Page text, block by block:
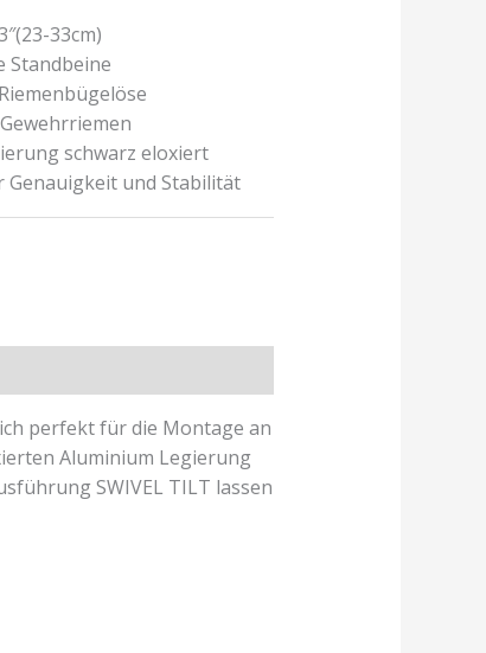
33cm)
Standbeine
schwarz eloxiert
Genauigkeit und Stabilität
perfekt für die Montage an
Aluminium Legierung
SWIVEL TILT lassen